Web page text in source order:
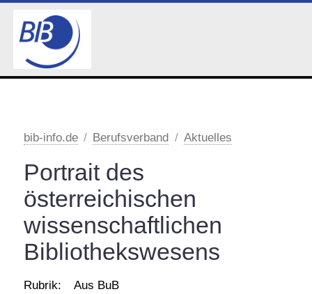
Aktuelles
Geschäftsstelle
Vereinsausschuss
Mitgliederversammlungen
25. Jubiläum des BIB
Mitglied werden
Kommissionen
bib-info.de Berufsverband Aktuelles
Portrait des
österreichischen
wissenschaftlichen
Bibliothekswesens
Rubrik:
Aus BuB